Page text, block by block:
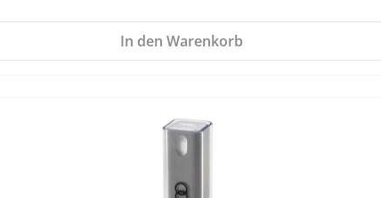
In den Warenkorb